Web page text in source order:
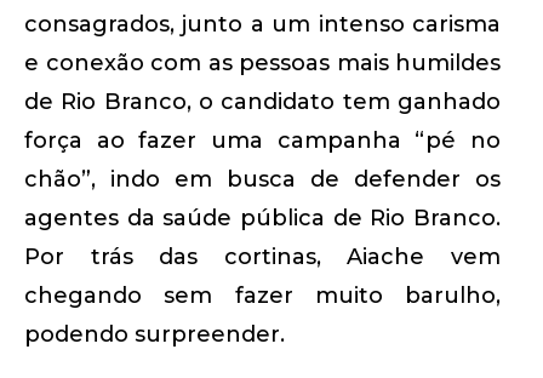
consagrados, junto a um intenso carisma
e conexão com as pessoas mais humildes
de Rio Branco, o candidato tem ganhado
força ao fazer uma campanha “pé no
chão”, indo em busca de defender os
agentes da saúde pública de Rio Branco.
Por trás das cortinas, Aiache vem
chegando sem fazer muito barulho,
podendo surpreender.